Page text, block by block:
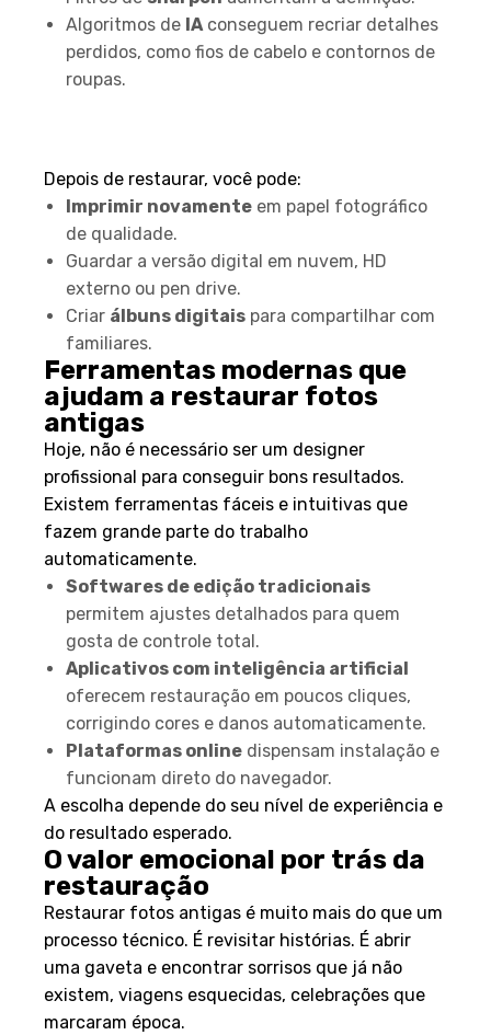
Algoritmos de IAconseguem recriar detalhes
perdidos, como fios de cabelo e contornos de
roupas.
Depois de restaurar, você pode:
Imprimir novamente em papel fotográfico
de qualidade.
Guardar a versão digital em nuvem, HD
externo ou pen drive.
Criar álbuns digitais para compartilhar com
familiares.
Ferramentas modernas que
ajudam a restaurar fotos
antigas
Hoje, não é necessário ser um designer
profissional para conseguir bons resultados.
Existem ferramentas fáceis e intuitivas que
fazem grande parte do trabalho
automaticamente.
Softwares de edição tradicionais
permitem ajustes detalhados para quem
gosta de controle total.
Aplicativos com inteligência artificial
oferecem restauração em poucos cliques,
corrigindo cores e danos automaticamente.
Plataformas online dispensam instalação e
funcionam direto do navegador.
A escolha depende do seu nível de experiência e
do resultado esperado.
O valor emocional por trás da
restauração
Restaurar fotos antigas é muito mais do que um
processo técnico. É revisitar histórias. É abrir
uma gaveta e encontrar sorrisos que já não
existem, viagens esquecidas, celebrações que
marcaram época.